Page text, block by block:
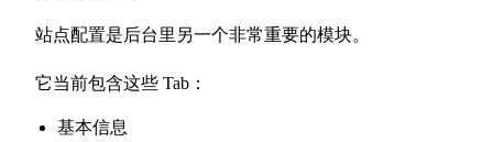
站点配置是后台里另一个非常重要的模块。
它当前包含这些 Tab：
基本信息